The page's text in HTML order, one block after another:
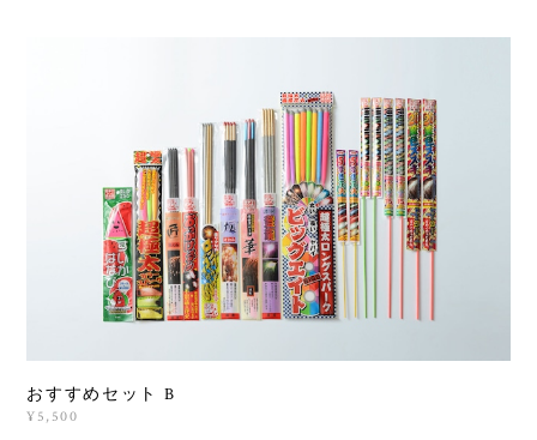
おすすめセット B
¥5,500